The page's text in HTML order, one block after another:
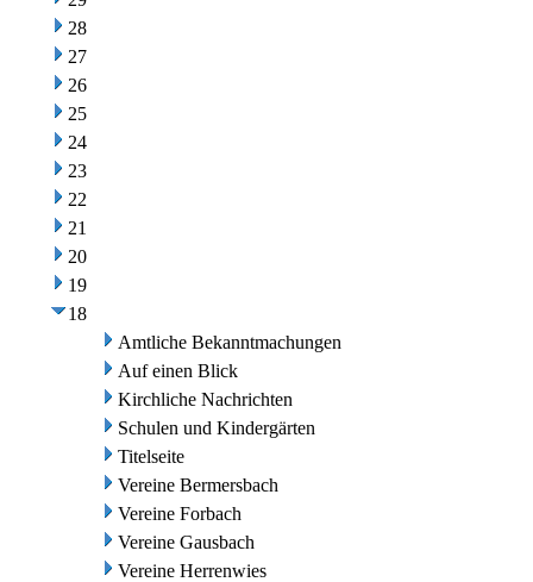
28
27
26
25
24
23
22
21
20
19
18
Amtliche Bekanntmachungen
Auf einen Blick
Kirchliche Nachrichten
Schulen und Kindergärten
Titelseite
Vereine Bermersbach
Vereine Forbach
Vereine Gausbach
Vereine Herrenwies